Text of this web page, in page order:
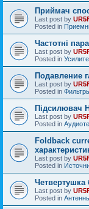
Приймач
Last post by
Posted in
Частотні
Last post by
Posted in
Подавление
Last post by
Posted in
Підсилювач
Last post by
Posted in
Foldback
Last post by
Posted in
Четвертушка
Last post by
Posted in